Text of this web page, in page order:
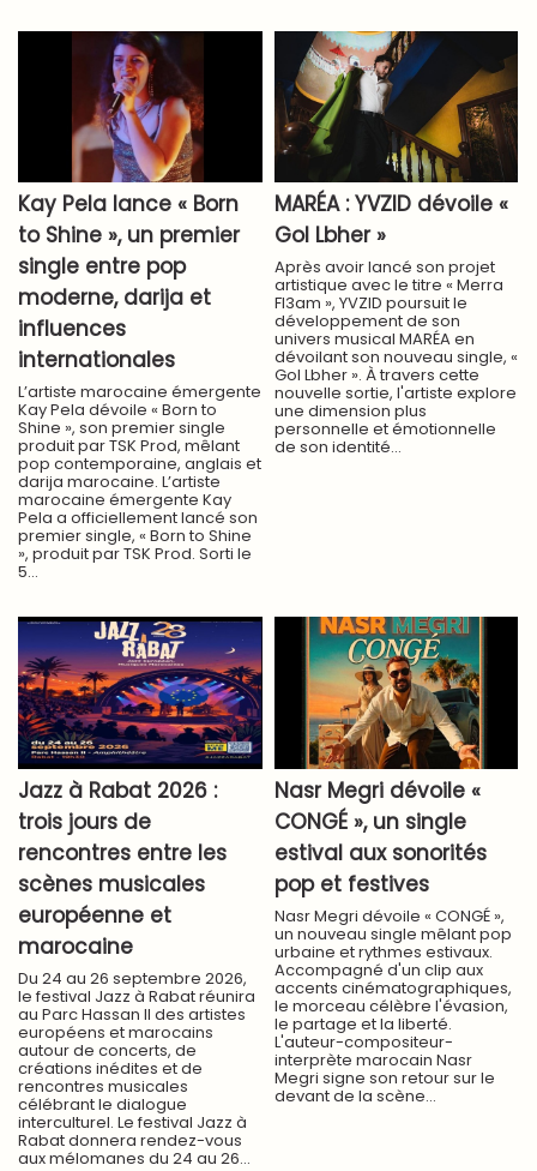
Kay Pela lance « Born
to Shine », un premier
single entre pop
moderne, darija et
influences
internationales
L’artiste marocaine émergente
Kay Pela dévoile « Born to
Shine », son premier single
produit par TSK Prod, mêlant
pop contemporaine, anglais et
darija marocaine. L’artiste
marocaine émergente Kay
Pela a officiellement lancé son
premier single, « Born to Shine
», produit par TSK Prod. Sorti le
5...
MARÉA : YVZID dévoile «
Gol Lbher »
Après avoir lancé son projet
artistique avec le titre « Merra
Fl3am », YVZID poursuit le
développement de son
univers musical MARÉA en
dévoilant son nouveau single, «
Gol Lbher ». À travers cette
nouvelle sortie, l'artiste explore
une dimension plus
personnelle et émotionnelle
de son identité...
Jazz à Rabat 2026 :
trois jours de
rencontres entre les
scènes musicales
européenne et
marocaine
Du 24 au 26 septembre 2026,
le festival Jazz à Rabat réunira
au Parc Hassan II des artistes
européens et marocains
autour de concerts, de
créations inédites et de
rencontres musicales
célébrant le dialogue
interculturel. Le festival Jazz à
Rabat donnera rendez-vous
aux mélomanes du 24 au 26...
Nasr Megri dévoile «
CONGÉ », un single
estival aux sonorités
pop et festives
Nasr Megri dévoile « CONGÉ »,
un nouveau single mêlant pop
urbaine et rythmes estivaux.
Accompagné d'un clip aux
accents cinématographiques,
le morceau célèbre l'évasion,
le partage et la liberté.
L'auteur-compositeur-
interprète marocain Nasr
Megri signe son retour sur le
devant de la scène...